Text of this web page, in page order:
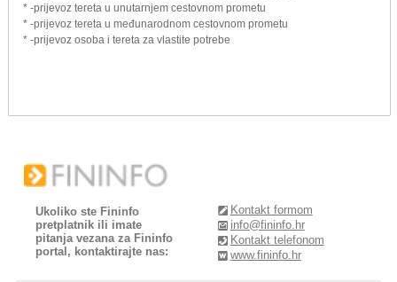
* -prijevoz tereta u unutarnjem cestovnom prometu
* -prijevoz tereta u međunarodnom cestovnom prometu
* -prijevoz osoba i tereta za vlastite potrebe
Ukoliko ste Fininfo
pretplatnik ili imate
pitanja vezana za Fininfo
portal, kontaktirajte nas:
Kontakt formom
info@fininfo.hr
Kontakt telefonom
www.fininfo.hr